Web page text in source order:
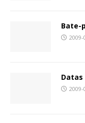
Bate-
2009-
Datas
2009-